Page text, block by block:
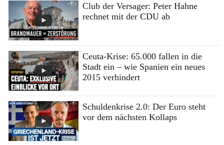
Club der Versager: Peter Hahne
rechnet mit der CDU ab
Ceuta-Krise: 65.000 fallen in die
Stadt ein – wie Spanien ein neues
2015 verhindert
Schuldenkrise 2.0: Der Euro steht
vor dem nächsten Kollaps